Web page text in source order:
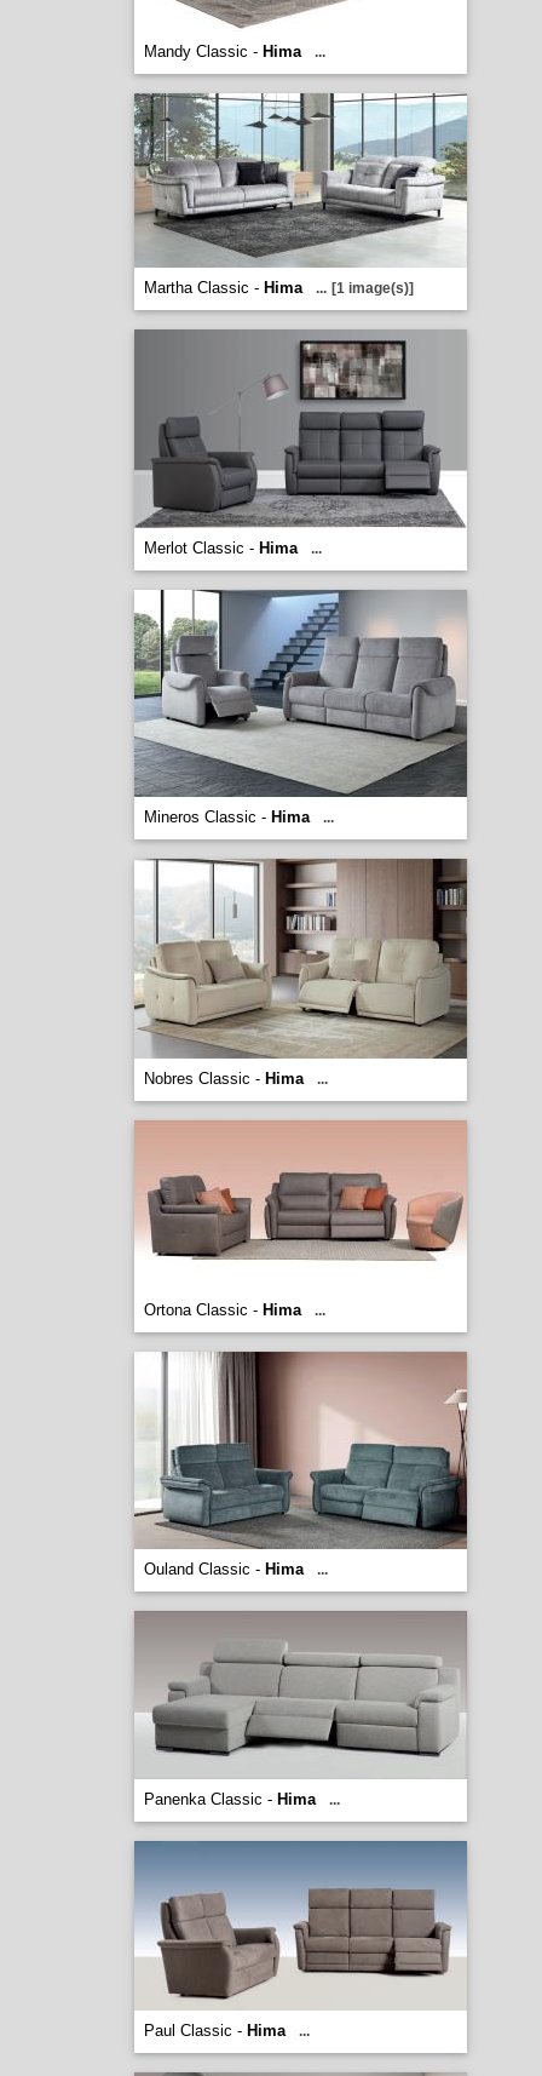
Mandy Classic - Hima ...
Martha Classic - Hima ... [1 image(s)]
Merlot Classic - Hima ...
Mineros Classic - Hima ...
Nobres Classic - Hima ...
Ortona Classic - Hima ...
Ouland Classic - Hima ...
Panenka Classic - Hima ...
Paul Classic - Hima ...